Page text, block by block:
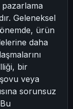
Geleneksel
ürün
daha
bir
veya
sorunsuz